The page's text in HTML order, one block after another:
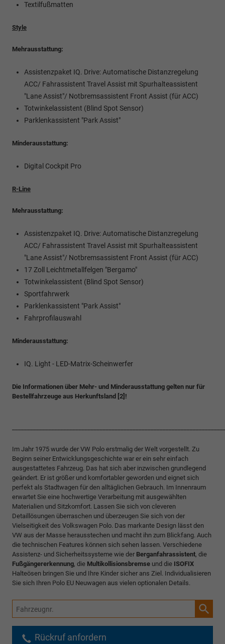
Textilfußmatten
Style
Mehrausstattung:
Assistenzpaket IQ. Drive: Automatische Distanzregelung
ACC/ Fahrassistent Travel Assist mit Spurhalteassistent
"Lane Assist"/ Notbremsassistent Front Assist (für ACC)
Totwinkelassistent (Blind Spot Sensor)
Parklenkassistent "Park Assist"
Minderausstattung:
Digital Cockpit Pro
R-Line
Mehrausstattung:
Assistenzpaket IQ. Drive: Automatische Distanzregelung
ACC/ Fahrassistent Travel Assist mit Spurhalteassistent
"Lane Assist"/ Notbremsassistent Front Assist (für ACC)
17 Zoll Leichtmetallfelgen "Bergamo"
Totwinkelassistent (Blind Spot Sensor)
Sportfahrwerk
Parklenkassistent "Park Assist"
Fahrprofilauswahl
Minderausstattung:
IQ. Light - LED-Matrix-Scheinwerfer
Die Informationen über Mehr- und Minderausstattung gelten nur für
Bestellfahrzeuge aus Herkunftsland [2]!
Im Jahr 1975 wurde der VW Polo erstmalig der Welt vorgestellt. Zu
Beginn seiner Entwicklungsgeschichte war er ein sehr einfach
ausgestattetes Fahrzeug. Das hat sich aber inzwischen grundlegend
geändert. Er ist größer und komfortabler geworden und eignet sich
perfekt als Stadtwagen für den alltäglichen Gebrauch. Im Innenraum
erwartet Sie eine hochwertige Verarbeitung mit ausgewählten
Materialien und Sitzkomfort. Lassen Sie sich von cleveren
Detaillösungen überraschen und überzeugen Sie sich von der
Vielseitigkeit des Volkswagen Polo. Das markante Design lässt den
VW aus der Masse herausstechen und macht ihn zum Blickfang. Auch
die technischen Features können sich sehen lassen. Verschiedene
Assistenz- und Sicherheitssysteme wie der Berganfahrassistent, die
Fußgängererkennung, die Multikollisionsbremse und die ISOFIX
Halteösen bringen Sie und Ihre Kinder sicher ans Ziel. Individualisieren
Sie sich Ihren Polo EU Neuwagen aus vielen optionalen Details.
Fahrzeugnr.
Rückruf anfordern